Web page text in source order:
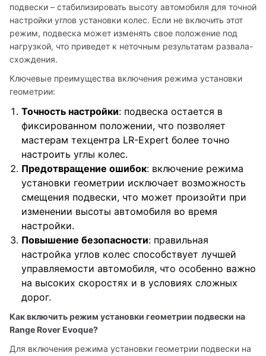
подвески – стабилизировать высоту автомобиля для точной
настройки углов установки колес. Если не включить этот
режим, подвеска может изменять свое положение под
нагрузкой, что приведет к неточным результатам развала-
схождения.
Ключевые преимущества включения режима установки
геометрии:
Точность настройки: подвеска остается в
фиксированном положении, что позволяет
мастерам техцентра LR-Expert более точно
настроить углы колес.
Предотвращение ошибок: включение режима
установки геометрии исключает возможность
смещения подвески, что может произойти при
изменении высоты автомобиля во время
настройки.
Повышение безопасности: правильная
настройка углов колес способствует лучшей
управляемости автомобиля, что особенно важно
на высоких скоростях и в условиях сложных
дорог.
Как включить режим установки геометрии подвески на
Range Rover Evoque?
Для включения режима установки геометрии подвески на